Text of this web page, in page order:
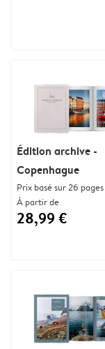
Édition archive -
Copenhague
Prix basé sur 26 pages
À partir de
28,99 €